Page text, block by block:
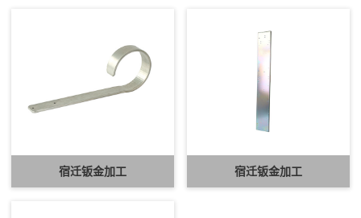
宿迁钣金加工 宿迁钣金加工